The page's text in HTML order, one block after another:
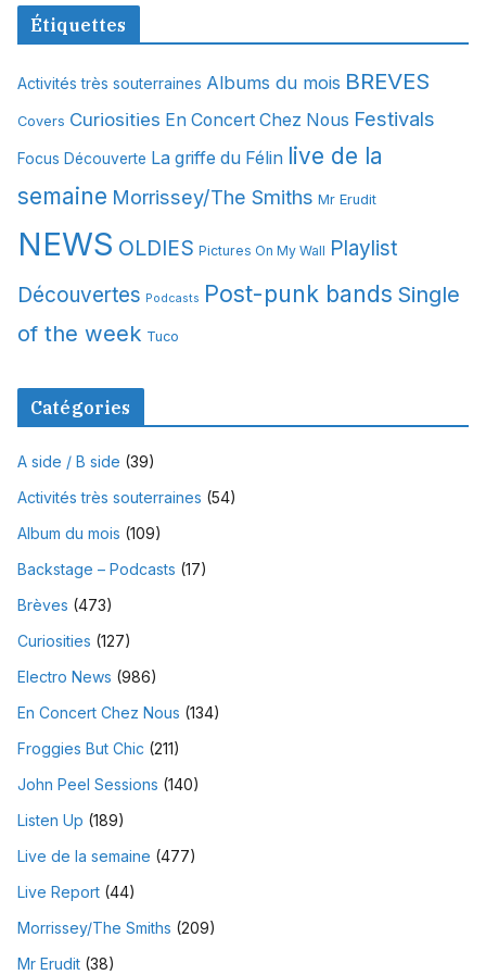
c
v
e
Étiquettes
Activités très souterraines Albums du mois BREVES
Covers Curiosities En Concert Chez Nous Festivals
Focus Découverte La griffe du Félin live de la
semaine Morrissey/The Smiths Mr Erudit
NEWS OLDIES Pictures On My Wall Playlist
Découvertes Podcasts Post-punk bands Single
of the week Tuco
Catégories
A side / B side (39)
Activités très souterraines (54)
Album du mois (109)
Backstage – Podcasts (17)
Brèves (473)
Curiosities (127)
Electro News (986)
En Concert Chez Nous (134)
Froggies But Chic (211)
John Peel Sessions (140)
Listen Up (189)
Live de la semaine (477)
Live Report (44)
Morrissey/The Smiths (209)
Mr Erudit (38)